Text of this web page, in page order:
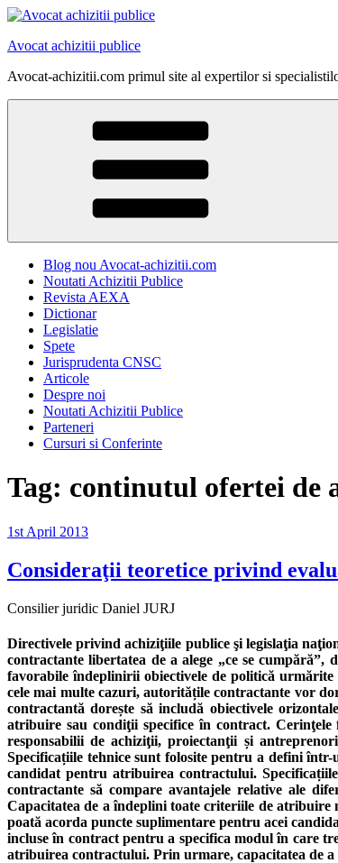
Skip
content
Avocat achizitii publice
Avocat-achizitii.com primul site al expertilor si
Blog nou Avocat-achizitii.com
Noutati Achizitii Publice
Revista AEXA
Dictionar
Legislatie
Spete
Jurisprudenta CNSC
Articole
Despre noi
Noutati Achizitii Publice
Parteneri
Cursuri si Conferinte
Tag: continutul ofertei de
Posted
1st April 2013
Consideraţii teoretice privind
Consilier juridic Daniel JURJ
Directivele privind achiziţiile publice şi legislaţia
contractante libertatea de a alege „ce se
favorabile îndeplinirii obiectivele de politică
cele mai multe cazuri, autoritățile contractante vor
contractantă dorește să includă obiectivele
atribuire sau condiţii specifice în contract.
responsabilii de achiziţii, proiectanţii și
Specificațiile tehnice sunt folosite pentru a defini
candidat pentru atribuirea contractului.
contractante să compare avantajele relative ale
Capacitatea de a îndeplini toate criteriile de
poată acorda puncte suplimentare pentru acei
incluse în contract pentru a specifica modul în care
atribuirea contractului. Prin urmare, capacitatea de